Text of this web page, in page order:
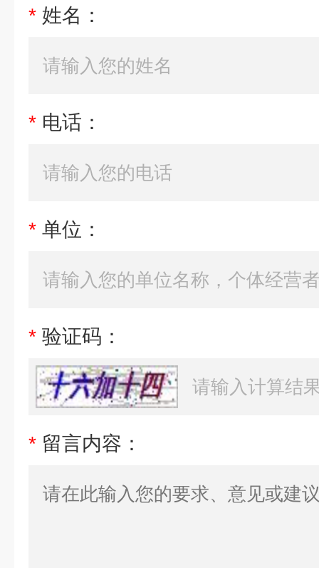
* 姓名：
* 电话：
* 单位：
* 验证码：
* 留言内容：